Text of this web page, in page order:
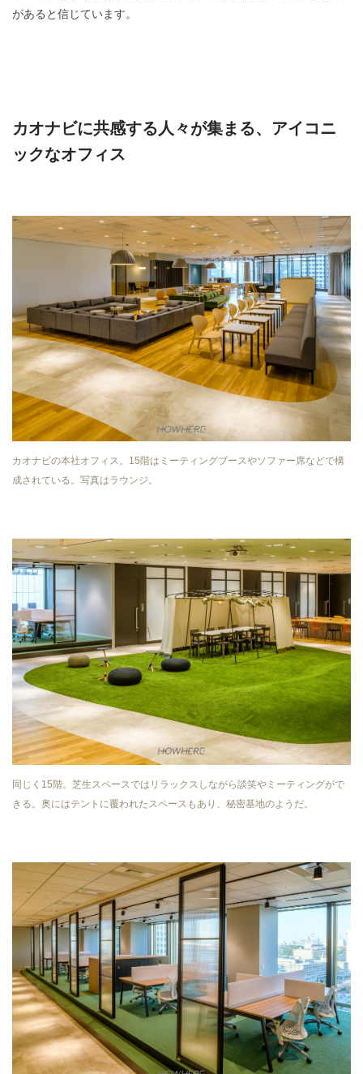
があると信じています。
カオナビに共感する人々が集まる、アイコニ
ックなオフィス
カオナビの本社オフィス。15階はミーティングブースやソファー席などで構
成されている。写真はラウンジ。
同じく15階。芝生スペースではリラックスしながら談笑やミーティングがで
きる。奥にはテントに覆われたスペースもあり、秘密基地のようだ。